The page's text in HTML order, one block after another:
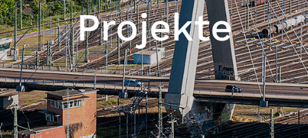
Projekte